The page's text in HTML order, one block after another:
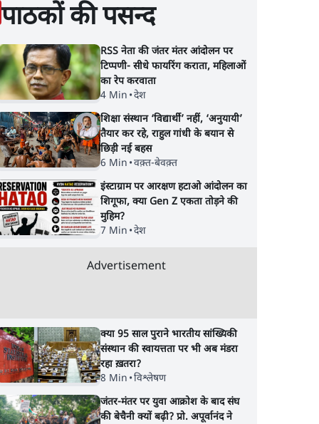
पाठकों की पसन्द
RSS नेता की जंतर मंतर आंदोलन पर
टिप्पणी- सीधे फायरिंग कराता, महिलाओं
का रेप करवाता
4 Min •देश
शिक्षा संस्थान ‘विद्यार्थी’ नहीं, ‘अनुयायी’
तैयार कर रहे, राहुल गांधी के बयान से
छिड़ी नई बहस
6 Min •वक़्त-बेवक़्त
इंस्टाग्राम पर आरक्षण हटाओ आंदोलन का
शिगूफा, क्या Gen Z एकता तोड़ने की
मुहिम?
7 Min •देश
Advertisement
क्या 95 साल पुराने भारतीय सांख्यिकी
संस्थान की स्वायत्तता पर भी अब मंडरा
रहा ख़तरा?
8 Min •विश्लेषण
जंतर-मंतर पर युवा आक्रोश के बाद संघ
की बेचैनी क्यों बढ़ी? प्रो. अपूर्वानंद ने